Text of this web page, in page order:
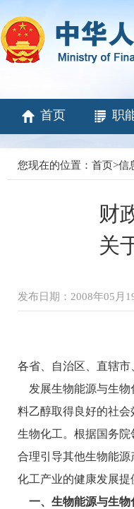
首页 职
您现在的位置： 首页>信
财
关
发布日期：2008年05月
各省、自治区、直辖
发展生物能源与生物
料乙醇取得良好的社
生物化工。根据国务
合理引导其他生物能
化工产业的健康发展提
一、生物能源与生物